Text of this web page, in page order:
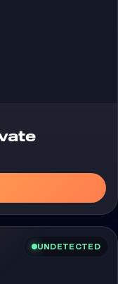
外挂
UNDETECTED